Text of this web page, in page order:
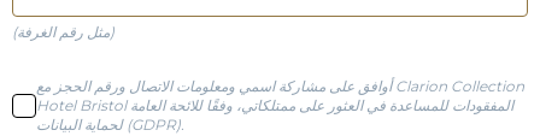
(مثل رقم الغرفة)
أوافق على مشاركة اسمي ومعلومات الاتصال ورقم الحجز مع Clarion Collection
Hotel Bristol المفقودات للمساعدة في العثور على ممتلكاتي، وفقًا للائحة العامة
لحماية البيانات (GDPR).